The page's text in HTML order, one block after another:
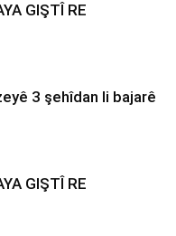
GIŞTÎ RE
3 şehîdan li bajarê
GIŞTÎ RE